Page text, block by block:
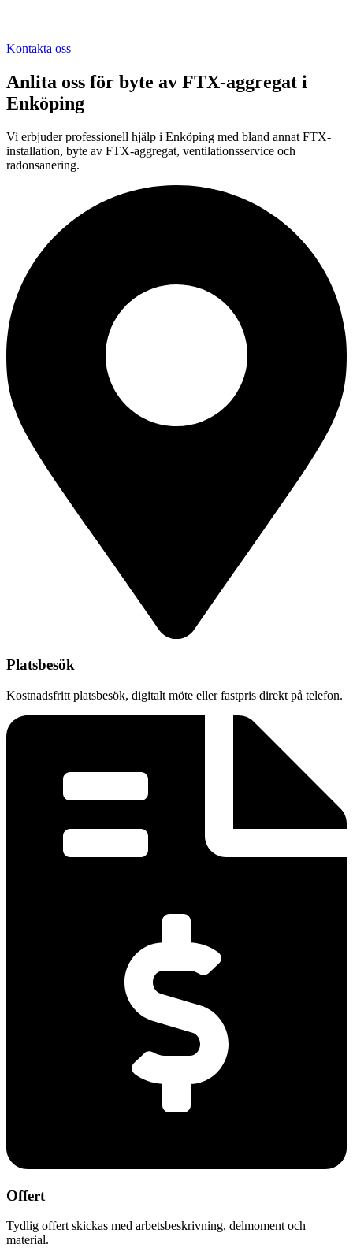
Kontakta oss
Anlita oss för byte av FTX-aggregat i
Enköping
Vi erbjuder professionell hjälp i Enköping med bland annat FTX-
installation, byte av FTX-aggregat, ventilationsservice och
radonsanering.
Platsbesök
Kostnadsfritt platsbesök, digitalt möte eller fastpris direkt på telefon.
Offert
Tydlig offert skickas med arbetsbeskrivning, delmoment och
material.